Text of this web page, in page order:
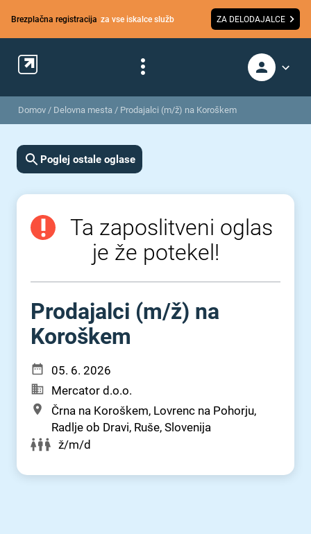
Brezplačna registracija za vse iskalce služb ZA DELODAJALCE
Domov / Delovna mesta / Prodajalci (m/ž) na Koroškem
Poglej ostale oglase
Ta zaposlitveni oglas
je že potekel!
Prodajalci (m⁠/⁠ž) na
Koroškem
05. 6. 2026
Mercator d.o.o.
Črna na Koroškem, Lovrenc na Pohorju,
Radlje ob Dravi, Ruše, Slovenija
ž/m/d